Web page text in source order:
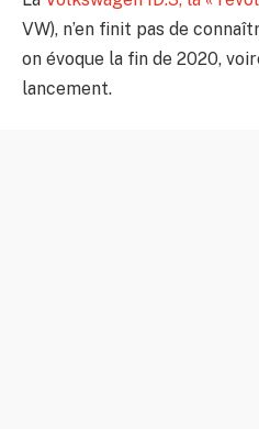
VW), n’en finit pas de
on évoque la fin de 2020,
lancement.